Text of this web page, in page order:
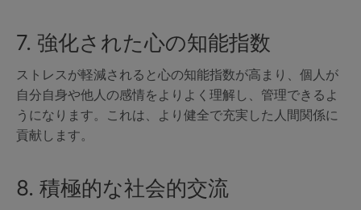
7. 強化された心の知能指数
ストレスが軽減されると心の知能指数が高まり、個人が
自分自身や他人の感情をよりよく理解し、管理できるよ
うになります。これは、より健全で充実した人間関係に
貢献します。
8. 積極的な社会的交流